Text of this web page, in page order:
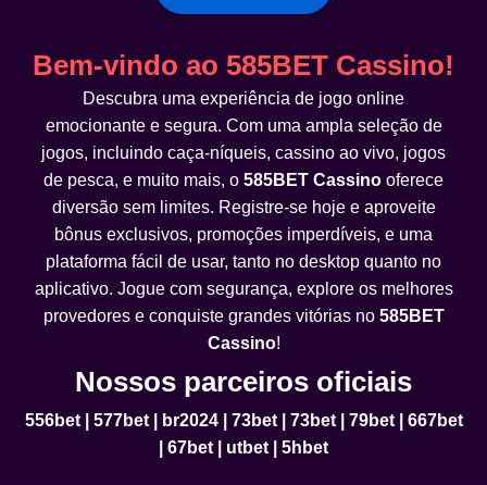
Bem-vindo ao 585BET Cassino!
Descubra uma experiência de jogo online
emocionante e segura. Com uma ampla seleção de
jogos, incluindo caça-níqueis, cassino ao vivo, jogos
de pesca, e muito mais, o 585BET Cassino oferece
diversão sem limites. Registre-se hoje e aproveite
bônus exclusivos, promoções imperdíveis, e uma
plataforma fácil de usar, tanto no desktop quanto no
aplicativo. Jogue com segurança, explore os melhores
provedores e conquiste grandes vitórias no 585BET
Cassino!
Nossos parceiros oficiais
556bet| 577bet| br2024| 73bet| 73bet| 79bet| 667bet
67bet utbet 5hbet